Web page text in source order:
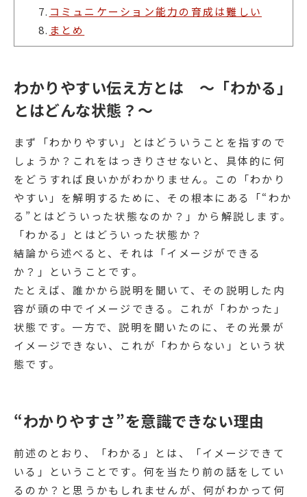
7. コミュニケーション能力の育成は難しい
8. まとめ
わかりやすい伝え方とは 〜「わかる」
とはどんな状態？〜
まず「わかりやすい」とはどういうことを指すので
しょうか？これをはっきりさせないと、具体的に何
をどうすれば良いかがわかりません。この「わかり
やすい」を解明するために、その根本にある「“わか
る”とはどういった状態なのか？」から解説します。
「わかる」とはどういった状態か？
結論から述べると、それは「イメージができる
か？」ということです。
たとえば、誰かから説明を聞いて、その説明した内
容が頭の中でイメージできる。これが「わかった」
状態です。一方で、説明を聞いたのに、その光景が
イメージできない、これが「わからない」という状
態です。
“わかりやすさ”を意識できない理由
前述のとおり、「わかる」とは、「イメージできて
いる」ということです。何を当たり前の話をしてい
るのか？と思うかもしれませんが、何がわかって何